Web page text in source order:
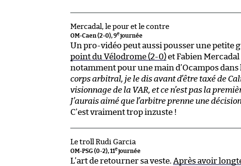
Mercadal, le pour et le contre
OM-Caen (2-0), 9e journée
Un pro-vidéo peut aussi pousser une petite
point du Vélodrome (2-0)et Fabien
notamment pour une main d’Ocampos dans
corps arbitral, je le dis avant d’être taxé de
visionnage de la VAR, et ce n’est pas la
J’aurais aimé que l’arbitre prenne une
C’est vraiment trop inzuste !
Le troll Rudi Garcia
OM-PSG (0-2), 11e journée
L’art de retourner sa veste. Après avoir